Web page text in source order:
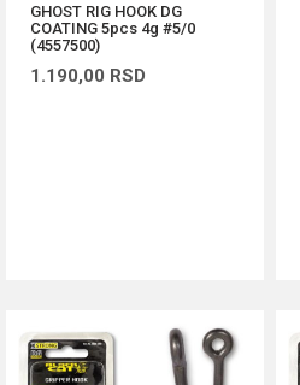
GHOST RIG HOOK DG
COATING 5pcs 4g #5/0
(4557500)
1.190,00 RSD